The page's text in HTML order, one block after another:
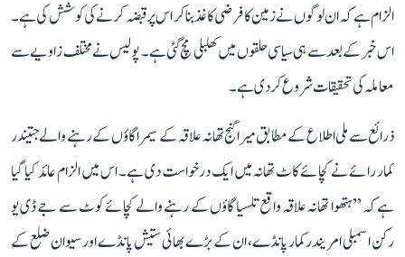
الزام ہے کہ ان لوگوں نے زمین کا فرضی کاغذ بنا کر اس پر قبضہ کرنے کی کوشش کی ہے۔
اس خبر کے بعد سے ہی سیاسی حلقوں میں کھلبلی مچ گئی ہے۔ پولیس نے مختلف زاویے سے
معاملہ کی تحقیقات شروع کر دی ہے۔
ذرائع سے ملی اطلاع کے مطابق میرا گنج تھانہ علاقہ کے سیمرا گاؤں کے رہنے والے جتیندر
کمار رائے نے کچائے کاٹ تھانہ میں ایک درخواست دی ہے۔ اس میں الزام عائد کیا گیا
ہے کہ ’’ہتھوا تھانہ علاقہ واقع تلسیا گاؤں کے رہنے والے کچائے کوٹ سے جے ڈی یو
رکن اسمبلی امریندر کمار پانڈے، ان کے بڑے بھائی ستیش پانڈے اور سیوان ضلع کے